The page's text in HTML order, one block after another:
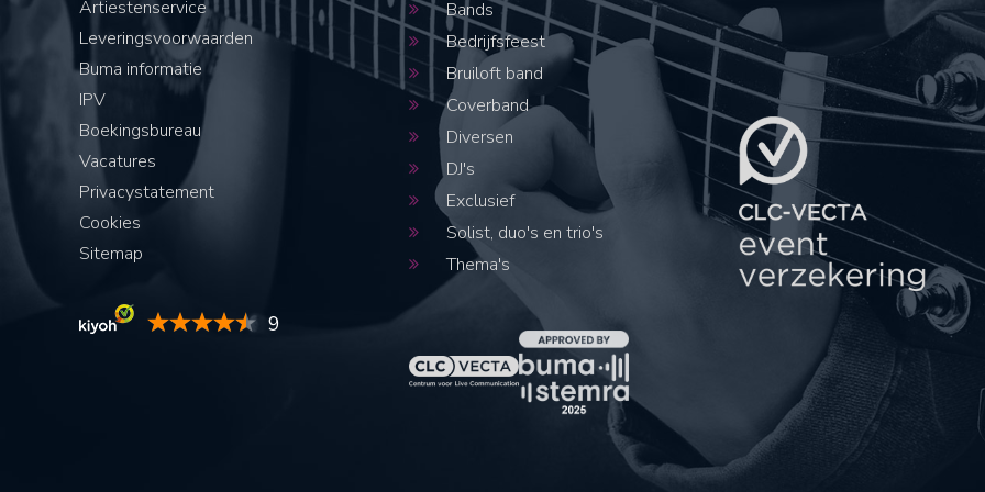
Artiestenservice
Leveringsvoorwaarden
Buma informatie
IPV
Boekingsbureau
Vacatures
Privacystatement
Cookies
Sitemap
9
Bands
Bedrijfsfeest
Bruiloft band
Coverband
Diversen
DJ's
Exclusief
Solist, duo's en trio's
Thema's